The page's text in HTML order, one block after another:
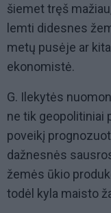
šiemet tręš
lemti didesnes
metų pusėje ar
ekonomistė.
G. Ilekytės
ne tik geopolitiniai
poveikį
dažnesnės
žemės ūkio
todėl kyla maisto